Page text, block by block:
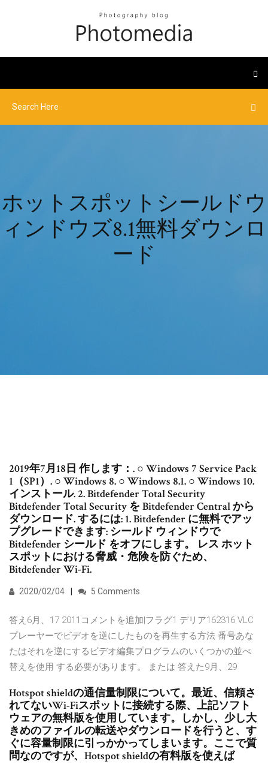
ホットスポットシールドウ
ィンドウズ8.1無料ダウンロ
ード
2019年7月18日 作します：. ○ Windows 7 Service Pack
1（SP1）. ○ Windows 8. ○ Windows 8.1. ○ Windows 10.
インストール. 2. Bitdefender Total Security
Bitdefender Total Security を Bitdefender Central から
ダウンロード. するには: 1. Bitdefender に無料でアッ
プグレードできます: シールド ウィンドウで
Bitdefender シールド をオフにします。 レス ホット
スポットにおける脅威・危険を防ぐため、
Bitdefender Wi-Fi.
2020/02/04 5 Comments
答え6月、17 2011コメントを追加|フラグ1 デリア162316 VLC
プレーヤーでビデオを逆にしたものを再生する方法 番号あな
たはそれを逆にするビデオ編集プログラムのいくつかの並べ
替えを使用 する必要があります。 または 答えた9月、29
Hotspot shieldの通信量制限について。最近、信頼さ
れてないWi-Fiスポットに接続する際、上記ソフト
ウェアの無料版を使用しています。しかし、少し大
きめのファイルの転送やダウンロードを行うと、す
ぐに容量制限に引っかかってしまいます。ここで質
問なのですが、Hotspot shieldの有料版を使えば